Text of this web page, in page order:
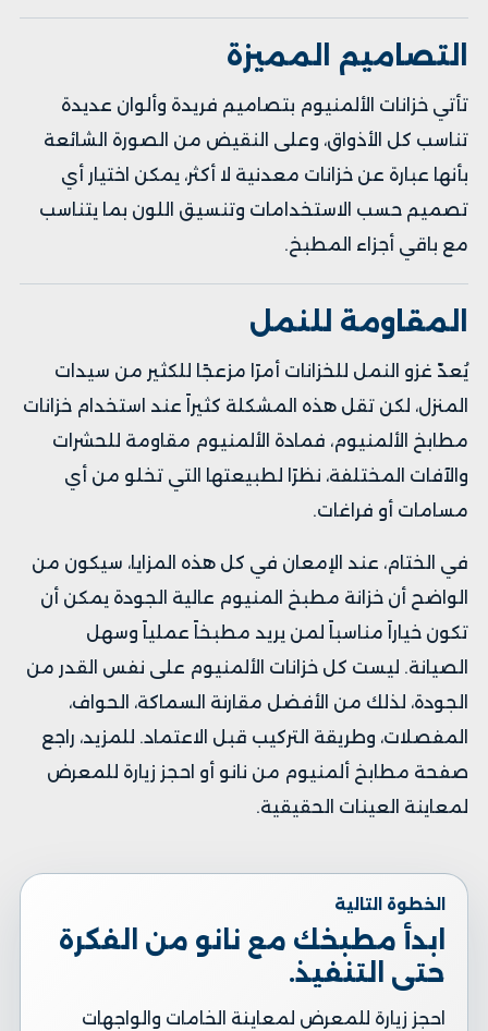
التصاميم المميزة
تأتي خزانات الألمنيوم بتصاميم فريدة وألوان عديدة
تناسب كل الأذواق، وعلى النقيض من الصورة الشائعة
بأنها عبارة عن خزانات معدنية لا أكثر، يمكن اختيار أي
تصميم حسب الاستخدامات وتنسيق اللون بما يتناسب
مع باقي أجزاء المطبخ.
المقاومة للنمل
يُعدّ غزو النمل للخزانات أمرًا مزعجًا للكثير من سيدات
المنزل، لكن تقل هذه المشكلة كثيراً عند استخدام خزانات
مطابخ الألمنيوم، فمادة الألمنيوم مقاومة للحشرات
والآفات المختلفة، نظرًا لطبيعتها التي تخلو من أي
مسامات أو فراغات.
في الختام، عند الإمعان في كل هذه المزايا، سيكون من
الواضح أن خزانة مطبخ المنيوم عالية الجودة يمكن أن
تكون خياراً مناسباً لمن يريد مطبخاً عملياً وسهل
الصيانة. ليست كل خزانات الألمنيوم على نفس القدر من
الجودة، لذلك من الأفضل مقارنة السماكة، الحواف،
المفصلات، وطريقة التركيب قبل الاعتماد. للمزيد، راجع
صفحة مطابخ ألمنيوم من نانو أو احجز زيارة للمعرض
لمعاينة العينات الحقيقية.
الخطوة التالية
ابدأ مطبخك مع نانو من الفكرة
حتى التنفيذ.
احجز زيارة للمعرض لمعاينة الخامات والواجهات